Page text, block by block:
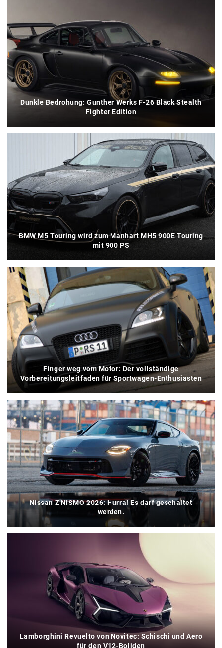
Dunkle Bedrohung: Gunther Werks F-26 Black Stealth
Fighter Edition
BMW M5 Touring wird zum Manhart MH5 900E Touring
mit 900 PS
Finger weg vom Motor: Der vollständige
Vorbereitungsleitfaden für Sportwagen-Enthusiasten
Nissan Z NISMO 2026: Hurra! Es darf geschaltet
werden.
Lamborghini Revuelto von Novitec: Schischi und Aero
für den V12-Boliden